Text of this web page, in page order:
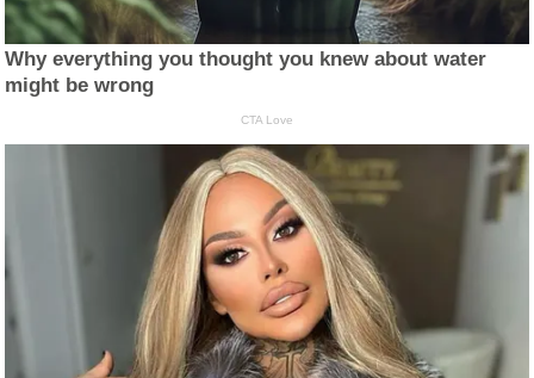
Why everything you thought you knew about water
might be wrong
CTA Love